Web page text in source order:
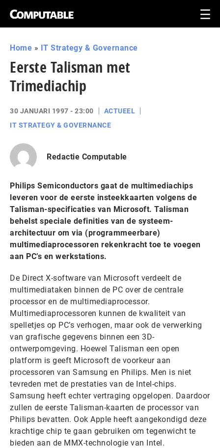
Home » IT Strategy & Governance
Eerste Talisman met
Trimediachip
30 JANUARI 1997 - 23:00
ACTUEEL
IT STRATEGY & GOVERNANCE
Redactie Computable
Philips Semiconductors gaat de multimediachips
leveren voor de eerste insteekkaarten volgens de
Talisman-specificaties van Microsoft. Talisman
behelst speciale definities van de systeem-
architectuur om via (programmeerbare)
multimediaprocessoren rekenkracht toe te voegen
aan PC’s en werkstations.
De Direct X-software van Microsoft verdeelt de
multimediataken binnen de PC over de centrale
processor en de multimediaprocessor.
Multimediaprocessoren kunnen de kwaliteit van
spelletjes op PC’s verhogen, maar ook de verwerking
van grafische gegevens binnen een 3D-
ontwerpomgeving. Hoewel Talisman een open
platform is geeft Microsoft de voorkeur aan
processoren van Samsung en Philips. Men is niet
tevreden met de prestaties van de Intel-chips.
Samsung heeft echter vertraging opgelopen. Daardoor
zullen de eerste Talisman-kaarten de processor van
Philips bevatten. Ook Apple heeft aangekondigd deze
krachtige chip te gaan gebruiken om tegenwicht te
bieden aan de MMX-technologie van Intel.